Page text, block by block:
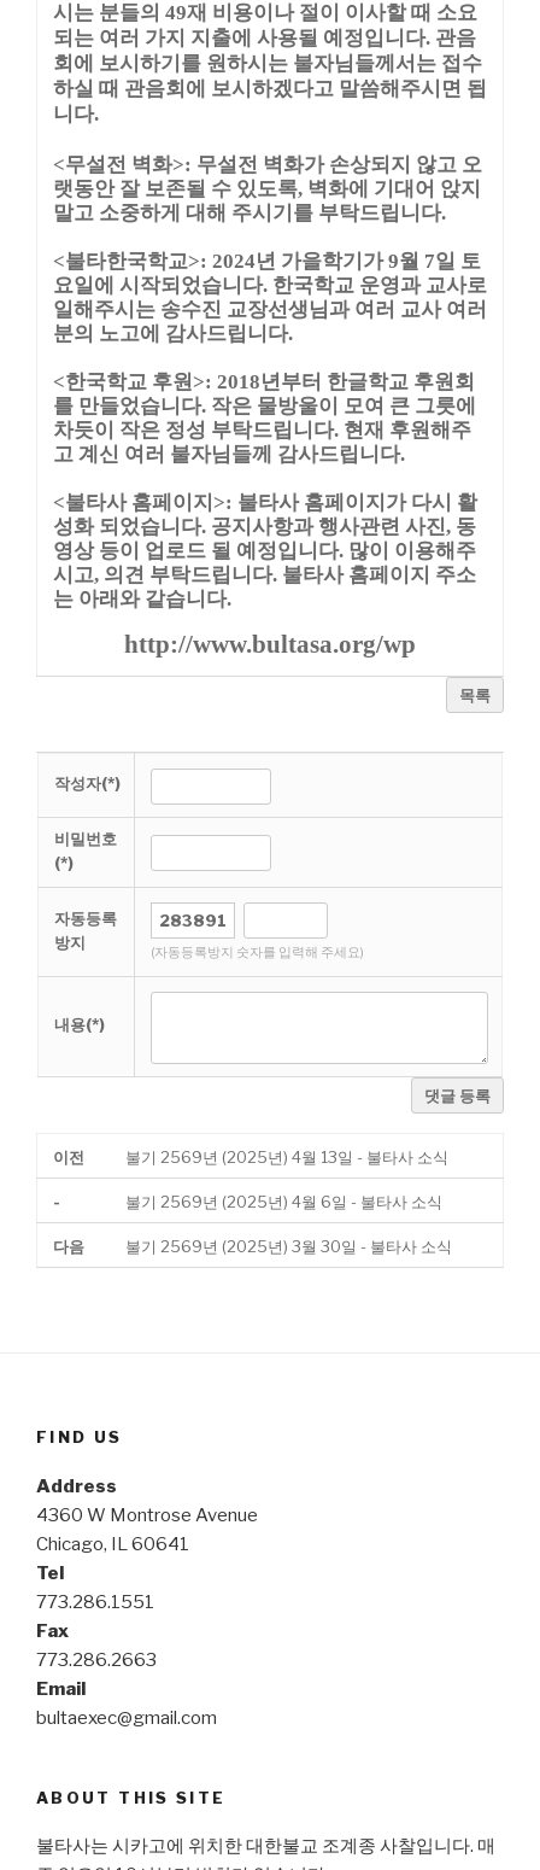
시는 분들의 49재 비용이나 절이 이사할 때 소요
되는 여러 가지 지출에 사용될 예정입니다. 관음
회에 보시하기를 원하시는 불자님들께서는 접수
하실 때 관음회에 보시하겠다고 말씀해주시면 됩
니다.
<무설전 벽화>: 무설전 벽화가 손상되지 않고 오
랫동안 잘 보존될 수 있도록, 벽화에 기대어 앉지
말고 소중하게 대해 주시기를 부탁드립니다.
<불타한국학교>: 2024년 가을학기가 9월 7일 토
요일에 시작되었습니다. 한국학교 운영과 교사로
일해주시는 송수진 교장선생님과 여러 교사 여러
분의 노고에 감사드립니다.
<한국학교 후원>: 2018년부터 한글학교 후원회
를 만들었습니다. 작은 물방울이 모여 큰 그릇에
차듯이 작은 정성 부탁드립니다. 현재 후원해주
고 계신 여러 불자님들께 감사드립니다.
<불타사 홈페이지>: 불타사 홈페이지가 다시 활
성화 되었습니다. 공지사항과 행사관련 사진, 동
영상 등이 업로드 될 예정입니다. 많이 이용해주
시고, 의견 부탁드립니다. 불타사 홈페이지 주소
는 아래와 같습니다.
http://www.bultasa.org/wp
목록
작성자(*)
비밀번호
(*)
자동등록
방지
(자동등록방지 숫자를 입력해 주세요)
내용(*)
댓글 등록
이전 불기 2569년 (2025년) 4월 13일 - 불타사 소식
- 불기 2569년 (2025년) 4월 6일 - 불타사 소식
다음 불기 2569년 (2025년) 3월 30일 - 불타사 소식
FIND US
Address
4360 W Montrose Avenue
Chicago, IL 60641
Tel
773.286.1551
Fax
773.286.2663
Email
bultaexec@gmail.com
ABOUT THIS SITE
불타사는 시카고에 위치한 대한불교 조계종 사찰입니다. 매